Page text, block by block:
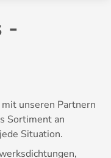
-
unseren Partnern
Sortiment an
Situation.